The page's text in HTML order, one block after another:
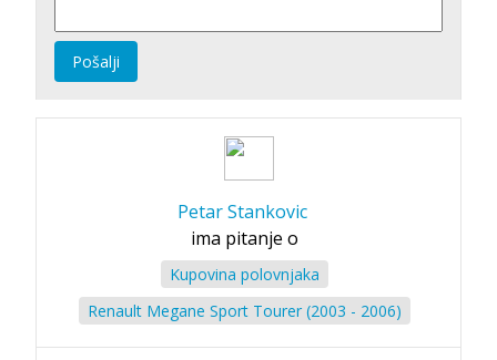
Pošalji
Petar Stankovic
ima pitanje o
Kupovina polovnjaka
Renault Megane Sport Tourer (2003 - 2006)